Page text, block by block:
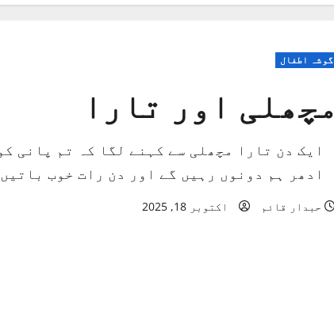
گوشہ اطفال
مچھلی اور تارا
ایک دن تارا مچھلی سے کہنے لگا کہ تم پانی
ادھر ہم دونوں رہیں گے اور دن رات خوب
حبدار قائم اکتوبر 18, 2025